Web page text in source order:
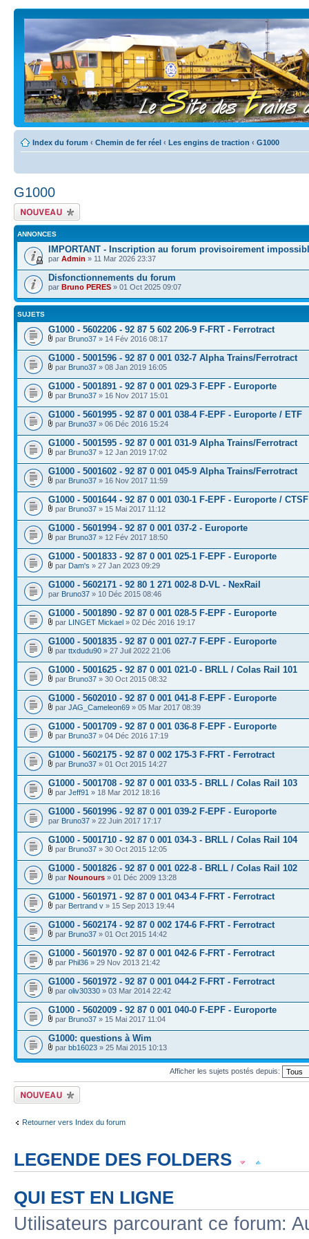
Index du forum ‹ Chemin de fer réel ‹ Les engins de traction ‹ G1000
G1000
Écrire un nouveau
sujet
ANNONCES
IMPORTANT - Inscription au forum provisoirement
par Admin » 11 Mar 2026 23:37
Disfonctionnements du forum
par Bruno PERES » 01 Oct 2025 09:07
SUJETS
G1000 - 5602206 - 92 87 5 602 206-9 F-FRT - Ferrotract
par Bruno37 » 14 Fév 2016 08:17
G1000 - 5001596 - 92 87 0 001 032-7 Alpha Trains/Ferrotract
par Bruno37 » 08 Jan 2019 16:05
G1000 - 5001891 - 92 87 0 001 029-3 F-EPF - Europorte
par Bruno37 » 16 Nov 2017 15:01
G1000 - 5601995 - 92 87 0 001 038-4 F-EPF - Europorte / ETF
par Bruno37 » 06 Déc 2016 15:24
G1000 - 5001595 - 92 87 0 001 031-9 Alpha Trains/Ferrotract
par Bruno37 » 12 Jan 2019 17:02
G1000 - 5001602 - 92 87 0 001 045-9 Alpha Trains/Ferrotract
par Bruno37 » 16 Nov 2017 11:59
G1000 - 5001644 - 92 87 0 001 030-1 F-EPF - Europorte / CTSF
par Bruno37 » 15 Mai 2017 11:12
G1000 - 5601994 - 92 87 0 001 037-2 - Europorte
par Bruno37 » 12 Fév 2017 18:50
G1000 - 5001833 - 92 87 0 001 025-1 F-EPF - Europorte
par Dam's » 27 Jan 2023 09:29
G1000 - 5602171 - 92 80 1 271 002-8 D-VL - NexRail
par Bruno37 » 10 Déc 2015 08:46
G1000 - 5001890 - 92 87 0 001 028-5 F-EPF - Europorte
par LINGET Mickael » 02 Déc 2016 19:17
G1000 - 5001835 - 92 87 0 001 027-7 F-EPF - Europorte
par ttxdudu90 » 27 Juil 2022 21:06
G1000 - 5001625 - 92 87 0 001 021-0 - BRLL / Colas Rail 101
par Bruno37 » 30 Oct 2015 08:32
G1000 - 5602010 - 92 87 0 001 041-8 F-EPF - Europorte
par JAG_Cameleon69 » 05 Mar 2017 08:39
G1000 - 5001709 - 92 87 0 001 036-8 F-EPF - Europorte
par Bruno37 » 04 Déc 2016 17:19
G1000 - 5602175 - 92 87 0 002 175-3 F-FRT - Ferrotract
par Bruno37 » 01 Oct 2015 14:27
G1000 - 5001708 - 92 87 0 001 033-5 - BRLL / Colas Rail 103
par Jeff91 » 18 Mar 2012 18:16
G1000 - 5601996 - 92 87 0 001 039-2 F-EPF - Europorte
par Bruno37 » 22 Juin 2017 17:17
G1000 - 5001710 - 92 87 0 001 034-3 - BRLL / Colas Rail 104
par Bruno37 » 30 Oct 2015 12:05
G1000 - 5001826 - 92 87 0 001 022-8 - BRLL / Colas Rail 102
par Nounours » 01 Déc 2009 13:28
G1000 - 5601971 - 92 87 0 001 043-4 F-FRT - Ferrotract
par Bertrand v » 15 Sep 2013 19:44
G1000 - 5602174 - 92 87 0 002 174-6 F-FRT - Ferrotract
par Bruno37 » 01 Oct 2015 14:42
G1000 - 5601970 - 92 87 0 001 042-6 F-FRT - Ferrotract
par Phil36 » 29 Nov 2013 21:42
G1000 - 5601972 - 92 87 0 001 044-2 F-FRT - Ferrotract
par oliv30330 » 03 Mar 2014 22:42
G1000 - 5602009 - 92 87 0 001 040-0 F-EPF - Europorte
par Bruno37 » 15 Mai 2017 11:04
G1000: questions à Wim
par bb16023 » 25 Mai 2015 10:13
Afficher les sujets postés depuis:
Écrire un nouveau
sujet
Retourner vers Index du forum
LEGENDE DES FOLDERS
Sujet populaire lu Sujet lu fermé Sujet lu fermé dans lequel j'ai posté
QUI EST EN LIGNE
Utilisateurs parcourant ce forum: